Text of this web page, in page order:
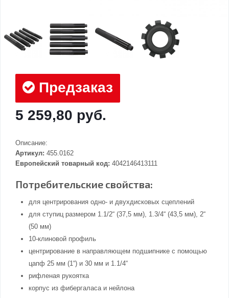
Предзаказ
5 259,80 руб.
Описание:
Артикул: 455.0162
Европейский товарный код: 4042146413111
Потребительские свойства:
для центрирования одно- и двухдисковых сцеплений
для ступиц размером 1.1/2“ (37,5 мм), 1.3/4“ (43,5 мм), 2“
(50 мм)
10-клиновой профиль
центрирование в направляющем подшипнике с помощью
цапф 25 мм (1“) и 30 мм и 1.1/4“
рифленая рукоятка
корпус из фибергаласа и нейлона